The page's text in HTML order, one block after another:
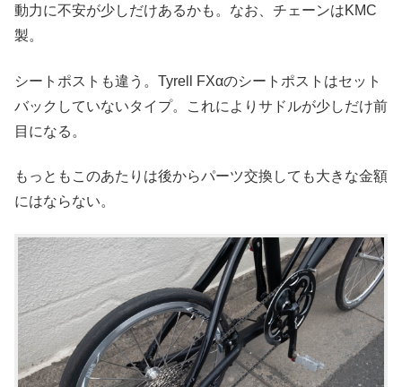
動力に不安が少しだけあるかも。なお、チェーンはKMC
製。
シートポストも違う。Tyrell FXαのシートポストはセット
バックしていないタイプ。これによりサドルが少しだけ前
目になる。
もっともこのあたりは後からパーツ交換しても大きな金額
にはならない。